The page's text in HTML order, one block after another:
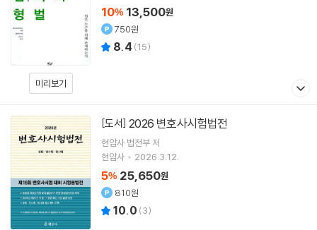
미리보기
10% 13,500원
750원
8.4 (15)
[도서] 2026 변호사시험법전
현암사 법전부저
현암사
2026.3.12.
5% 25,650원
810원
10.0 (3)